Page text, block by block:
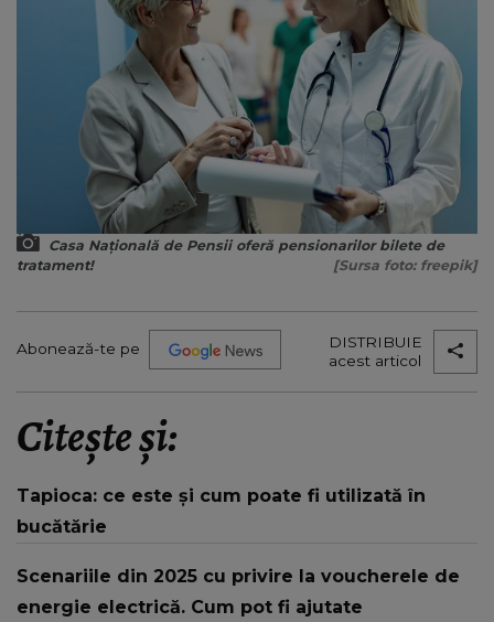
Casa Națională de Pensii oferă pensionarilor bilete de
tratament!
[Sursa foto: freepik]
Abonează-te pe
DISTRIBUIE
acest articol
Citește și:
Tapioca: ce este și cum poate fi utilizată în
bucătărie
Scenariile din 2025 cu privire la voucherele de
energie electrică. Cum pot fi ajutate